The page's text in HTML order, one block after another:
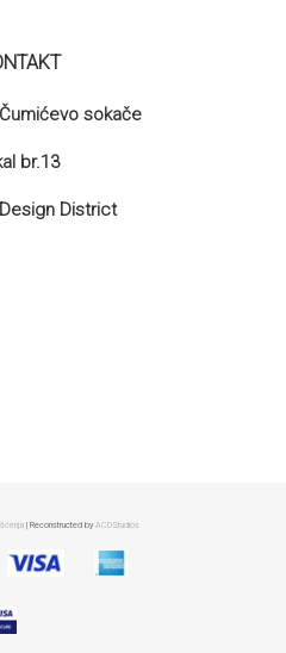
sokače
br.13
District
| Reconstructed byACDStudios